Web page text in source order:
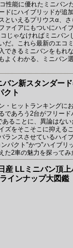
性能に優れたミニバン
ドにハイブリッドが追
といえるプリウスα、
ァイアにもついにハイ
じゃなければミニバン
だ。これら最新のエコ
できるミニバンをもれ
よくわかる、ミニバン
バン新スタンダー
クト
・ヒットランキングに
であろう2台がフリード
あることに、異論はな
ズをそこそこに抑える
ランスさせているハイ
パクト"かつ"ハイブリ
た2車の魅力を探ってみ
産 LLミニバン頂上
インナップ大図鑑